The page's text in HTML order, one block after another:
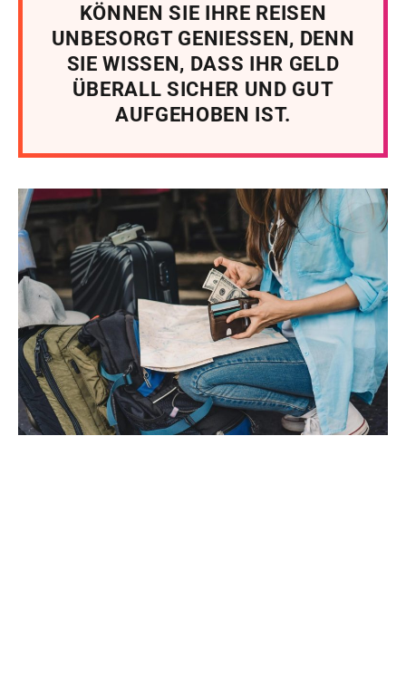
KÖNNEN SIE IHRE REISEN
UNBESORGT GENIESSEN, DENN
SIE WISSEN, DASS IHR GELD
ÜBERALL SICHER UND GUT
AUFGEHOBEN IST.